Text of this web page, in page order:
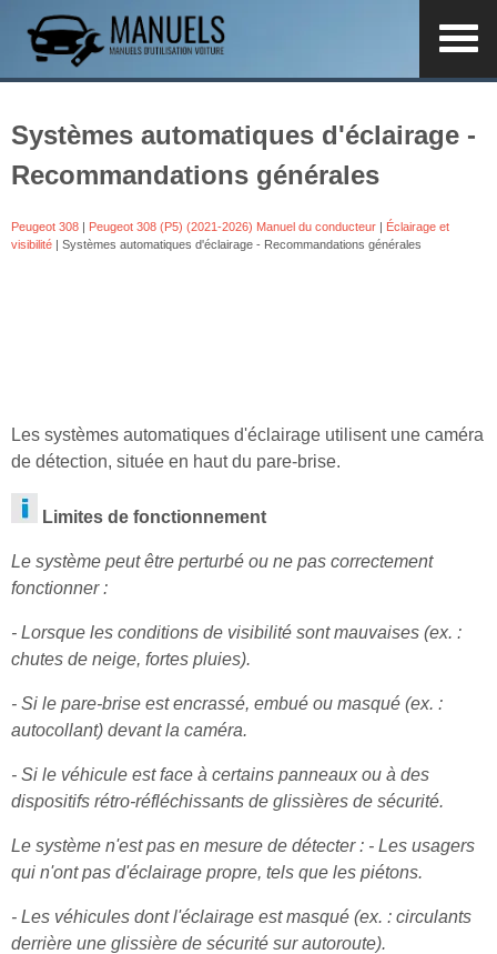
Systèmes automatiques d'éclairage -
Recommandations générales
Peugeot 308 | Peugeot 308 (P5) (2021-2026) Manuel du conducteur | Éclairage et
visibilité | Systèmes automatiques d'éclairage - Recommandations générales
Les systèmes automatiques d'éclairage utilisent une caméra
de détection, située en haut du pare-brise.
Limites de fonctionnement
Le système peut être perturbé ou ne pas correctement
fonctionner :
- Lorsque les conditions de visibilité sont mauvaises (ex. :
chutes de neige, fortes pluies).
- Si le pare-brise est encrassé, embué ou masqué (ex. :
autocollant) devant la caméra.
- Si le véhicule est face à certains panneaux ou à des
dispositifs rétro-réfléchissants de glissières de sécurité.
Le système n'est pas en mesure de détecter : - Les usagers
qui n'ont pas d'éclairage propre, tels que les piétons.
- Les véhicules dont l'éclairage est masqué (ex. : circulants
derrière une glissière de sécurité sur autoroute).